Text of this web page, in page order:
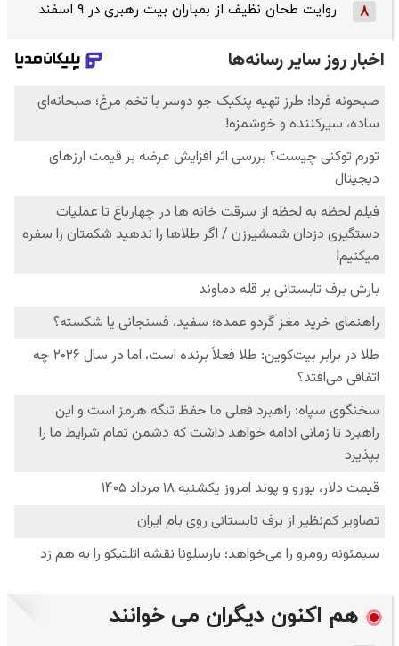
8 روایت طحان‌ نظیف از بمباران بیت رهبری در ۹ اسفند
هم اکنون دیگران می خوانند